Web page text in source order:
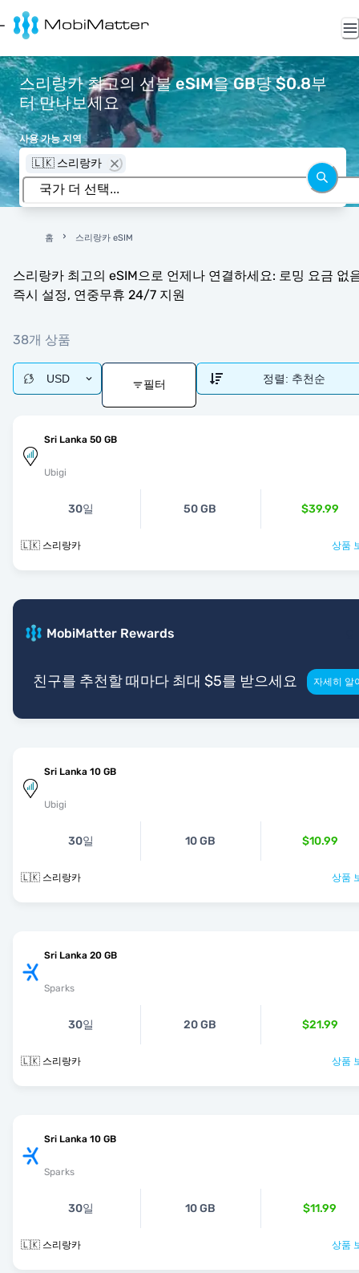
스리랑카 최고의 선불 eSIM을 GB당 $0.8부
터 만나보세요
사용 가능 지역
🇱🇰 스리랑카
홈 스리랑카 eSIM
스리랑카 최고의 eSIM으로 언제나 연결하세요: 로밍 요금 없
즉시 설정, 연중무휴 24/7 지원
38개 상품
USD 필터 정렬: 추천순
Sri Lanka 50 GB
Ubigi
30일 50 GB $39.99
🇱🇰 스리랑카 상품
MobiMatter Rewards
친구를 추천할 때마다 최대 $5를 받으세요 자세히 알
Sri Lanka 10 GB
Ubigi
30일 10 GB $10.99
🇱🇰 스리랑카 상품
Sri Lanka 20 GB
Sparks
30일 20 GB $21.99
🇱🇰 스리랑카 상품
Sri Lanka 10 GB
Sparks
30일 10 GB $11.99
🇱🇰 스리랑카 상품